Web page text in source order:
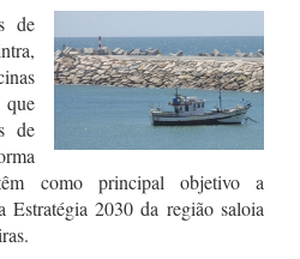
de
de
como principal objetivo a
Estratégia 2030 da região saloia